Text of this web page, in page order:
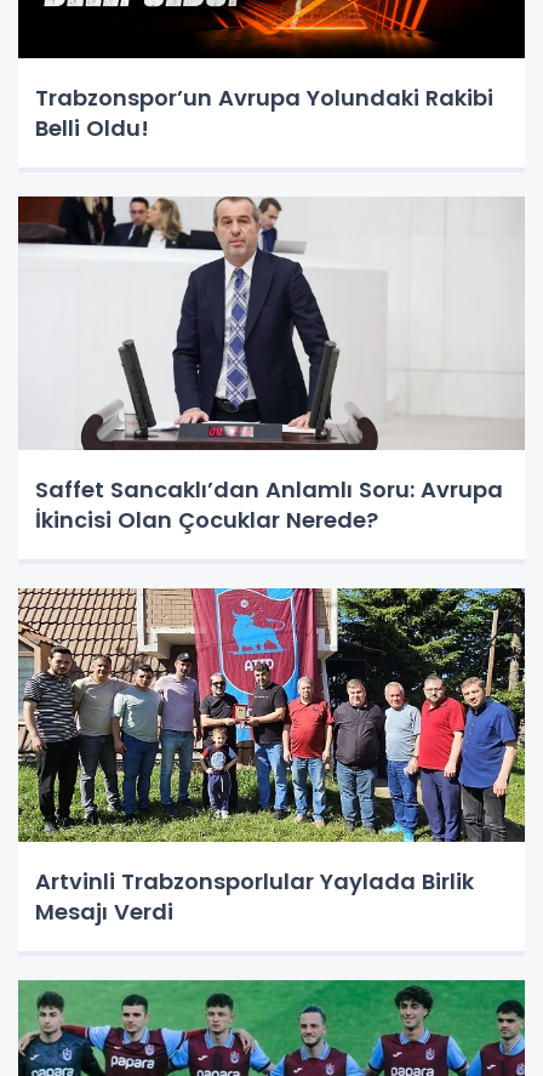
Trabzonspor’un Avrupa Yolundaki Rakibi
Belli Oldu!
Saffet Sancaklı’dan Anlamlı Soru: Avrupa
İkincisi Olan Çocuklar Nerede?
Artvinli Trabzonsporlular Yaylada Birlik
Mesajı Verdi